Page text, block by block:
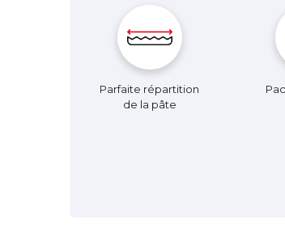
Parfaite répartition
de la pâte